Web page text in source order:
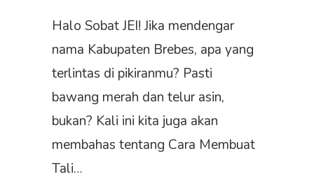
Halo Sobat JEI! Jika mendengar
nama Kabupaten Brebes, apa yang
terlintas di pikiranmu? Pasti
bawang merah dan telur asin,
bukan? Kali ini kita juga akan
membahas tentang Cara Membuat
Tali…